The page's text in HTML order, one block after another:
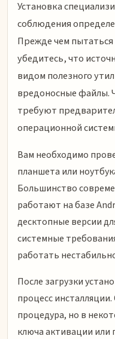
Установка
соблюдения
Прежде чем пытаться
убедитесь, что
видом полезного
вредоносные файлы.
требуют
операционной
Вам необходимо
планшета или
Большинство
работают на базе
десктопные версии
системные
работать
После загрузки
процесс
процедура, но в
ключа активации